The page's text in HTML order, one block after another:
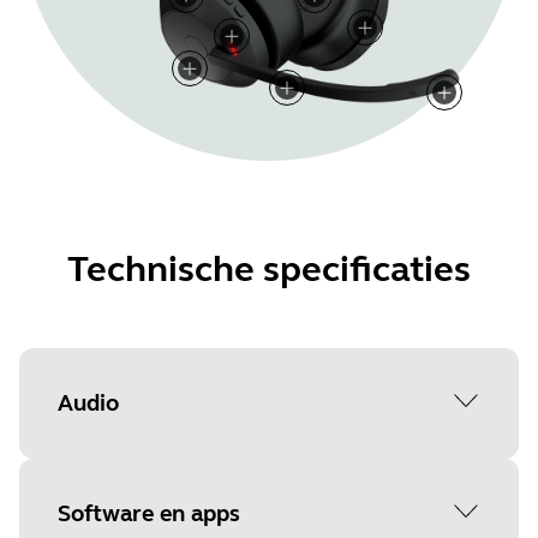
Technische specificaties
Audio
Active Noise Cancellation (ANC)
Software en apps